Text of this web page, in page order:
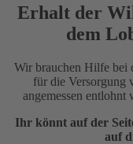
Erhalt der
dem
Wir brauchen Hilfe bei
für die Versorgung
angemessen entlohnt
Ihr könnt auf der
auf